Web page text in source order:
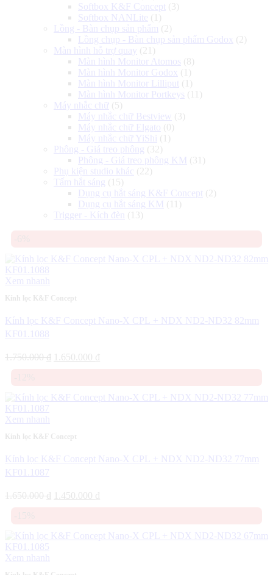
Softbox K&F Concept (3)
Softbox NANLite (1)
Lồng - Bàn chụp sản phẩm (2)
Lồng chụp - Bàn chụp sản phẩm Godox (2)
Màn hình hỗ trợ quay (21)
Màn hình Monitor Atomos (8)
Màn hình Monitor Godox (1)
Màn hình Monitor Lilliput (1)
Màn hình Monitor Portkeys (11)
Máy nhắc chữ (5)
Máy nhắc chữ Bestview (3)
Máy nhắc chữ Elgato (0)
Máy nhắc chữ YiShi
(1)
Phông - Giá treo phông (32)
Phông - Giá treo phông KM (31)
Phụ kiện studio khác (22)
Tấm hắt sáng (15)
Dụng cụ hắt sáng K&F Concept (2)
Dụng cụ hắt sáng KM (11)
Trigger - Kích đèn
(13)
Xem nhanh
Kính lọc K&F Concept
Kính lọc K&F Concept Nano-X CPL + NDX ND2-ND32 82mm
KF01.1088
1.750.000₫
Giá
1.650.000 ₫
1.650.000 ₫.
Xem nhanh
Kính lọc K&F Concept
Kính lọc K&F Concept Nano-X CPL + NDX ND2-ND32 77mm
KF01.1087
1.650.000₫
Giá
1.450.000 ₫
1.450.000 ₫.
Xem nhanh